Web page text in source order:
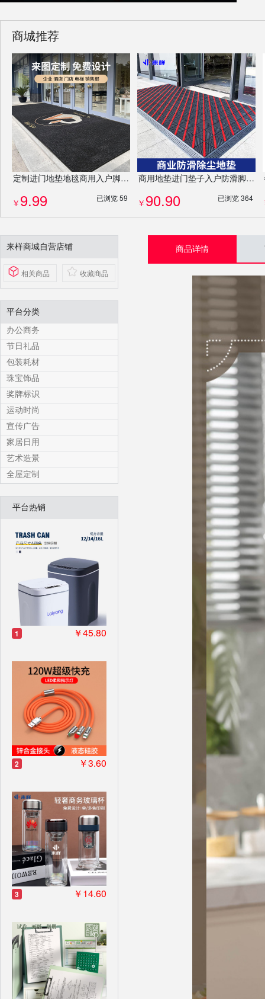
商城推荐
定制进门地垫地毯商用入户脚垫PP吸水门垫防滑垫厂家耐磨免费设计LOGO
￥ 9.99 已浏览 59
商用地垫进门垫子入户防滑脚垫酒店除尘门垫定制logo异形门垫高端防滑除尘地毯
￥ 90.90 已浏览 364
来样商城自营店铺
相关商品 收藏商品
平台分类
办公商务
节日礼品
包装耗材
珠宝饰品
奖牌标识
运动时尚
宣传广告
家居日用
艺术造景
全屋定制
平台热销
1 ￥45.80
2 ￥3.60
3 ￥14.60
商品详情